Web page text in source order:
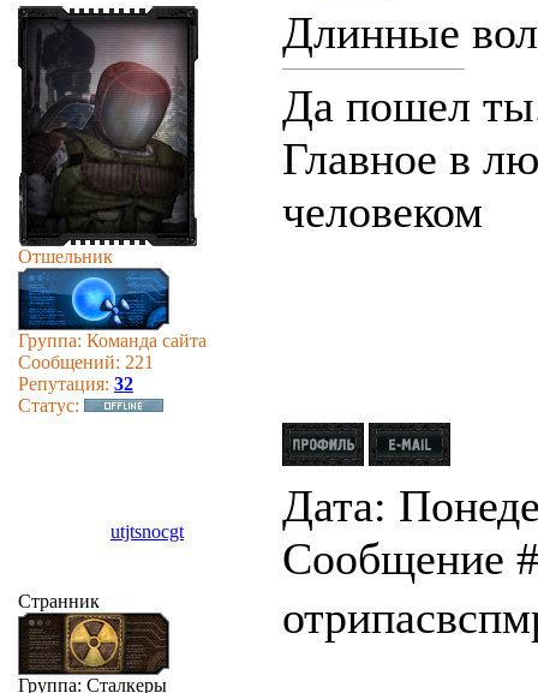
Отшельник
Группа: Команда сайта
Сообщений: 221
Репутация: 32
Статус:
Длинные
Да пошел
Главное в
человеком
utjtsnocgt
Дата:
Сообщение
Странник
Группа: Сталкеры